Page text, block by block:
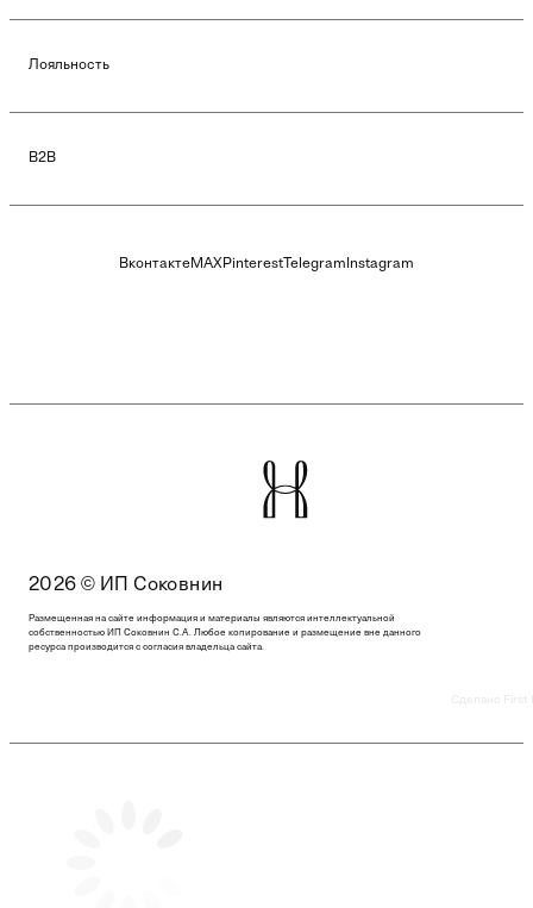
Лояльность
B2B
ВконтактеMAXPinterest Telegram Instagram
2026 © ИП Соковнин
Размещенная на сайте информация и материалы являются интеллектуальной
собственностью ИП Соковнин С.А. Любое копирование и размещение вне данного
ресурса производится с согласия владельца сайта.